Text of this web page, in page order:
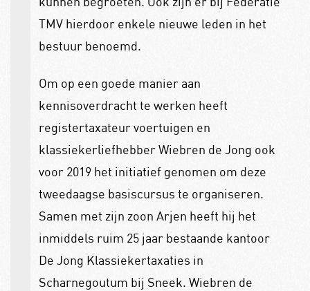
TMV hierdoor enkele nieuwe leden in het
bestuur benoemd.
Om op een goede manier aan
kennisoverdracht te werken heeft
registertaxateur voertuigen en
klassiekerliefhebber Wiebren de Jong ook
voor 2019 het initiatief genomen om deze
tweedaagse basiscursus te organiseren.
Samen met zijn zoon Arjen heeft hij het
inmiddels ruim 25 jaar bestaande kantoor
De Jong Klassiekertaxaties in
Scharnegoutum bij Sneek. Wiebren de